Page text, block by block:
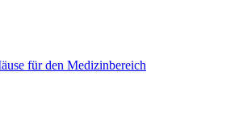
für den Medizinbereich